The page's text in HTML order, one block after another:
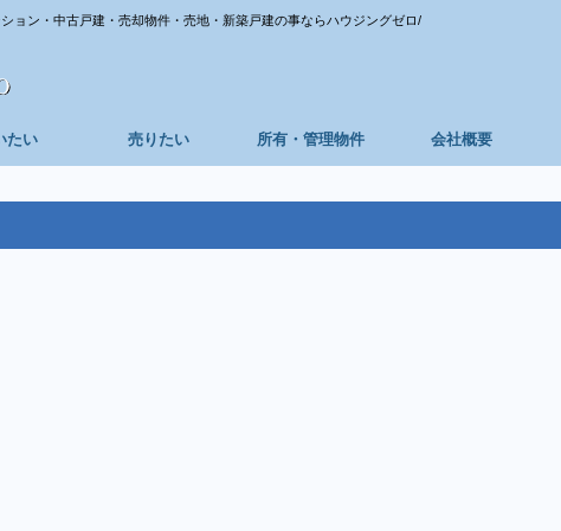
ョン・中古戸建・売却物件・売地・新築戸建の事ならハウジングゼロ/
たい 売りたい 所有・管理物件 会社概要